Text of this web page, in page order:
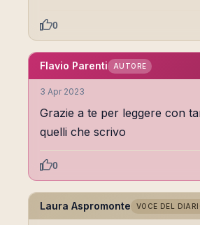
0
Flavio Parenti AUTORE
3 Apr 2023
Grazie a te per leggere con
quelli che scrivo
0
Laura Aspromonte VOCE DEL